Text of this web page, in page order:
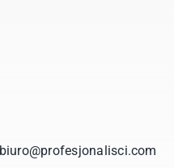
biuro@profesjonalisci.com